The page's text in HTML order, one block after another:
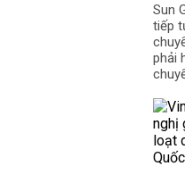
Sun
tiếp
phải